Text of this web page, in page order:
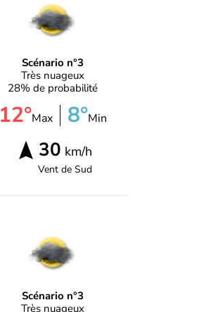
Scénario n°3
Très nuageux
28% de probabilité
12°Max 8°Min
30 km/h
Vent deSud
Scénario n°3
Très nuageux